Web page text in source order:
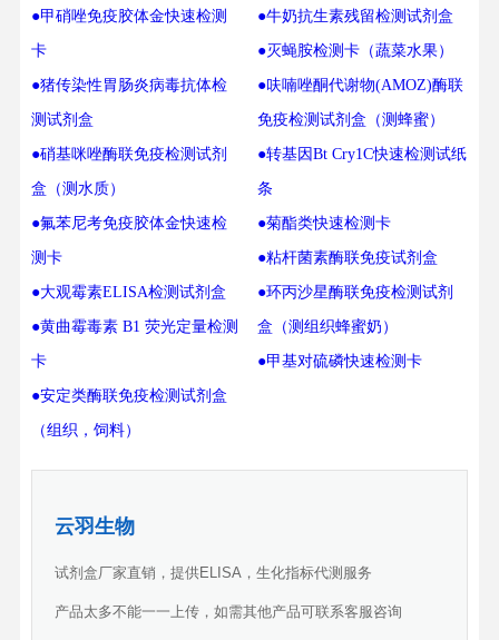
●甲硝唑免疫胶体金快速检测
卡
●猪传染性胃肠炎病毒抗体检
测试剂盒
●硝基咪唑酶联免疫检测试剂
盒（测水质）
●氟苯尼考免疫胶体金快速检
测卡
●大观霉素ELISA检测试剂盒
●黄曲霉毒素 B1 荧光定量检测
卡
●安定类酶联免疫检测试剂盒
（组织，饲料）
●牛奶抗生素残留检测试剂盒
●灭蝇胺检测卡（蔬菜水果）
●呋喃唑酮代谢物(AMOZ)酶联
免疫检测试剂盒（测蜂蜜）
●转基因Bt Cry1C快速检测试纸
条
●菊酯类快速检测卡
●粘杆菌素酶联免疫试剂盒
●环丙沙星酶联免疫检测试剂
盒（测组织蜂蜜奶）
●甲基对硫磷快速检测卡
云羽生物
试剂盒厂家直销，提供ELISA，生化指标代测服务
产品太多不能一一上传，如需其他产品可联系客服咨询